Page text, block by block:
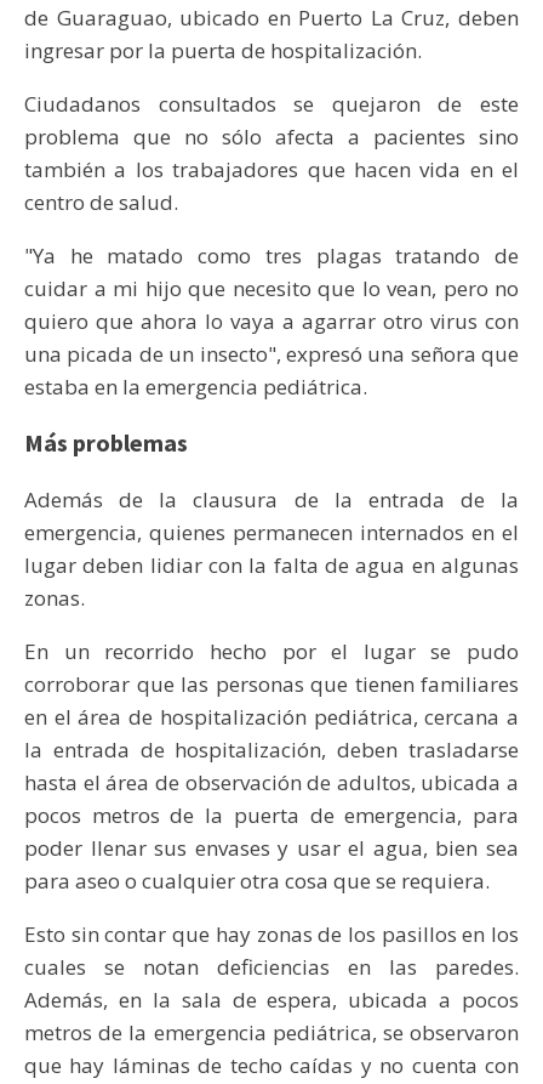
de Guaraguao, ubicado en Puerto La Cruz, deben
ingresar por la puerta de hospitalización.
Ciudadanos consultados se quejaron de este
problema que no sólo afecta a pacientes sino
también a los trabajadores que hacen vida en el
centro de salud.
"Ya he matado como tres plagas tratando de
cuidar a mi hijo que necesito que lo vean, pero no
quiero que ahora lo vaya a agarrar otro virus con
una picada de un insecto", expresó una señora que
estaba en la emergencia pediátrica.
Más problemas
Además de la clausura de la entrada de la
emergencia, quienes permanecen internados en el
lugar deben lidiar con la falta de agua en algunas
zonas.
En un recorrido hecho por el lugar se pudo
corroborar que las personas que tienen familiares
en el área de hospitalización pediátrica, cercana a
la entrada de hospitalización, deben trasladarse
hasta el área de observación de adultos, ubicada a
pocos metros de la puerta de emergencia, para
poder llenar sus envases y usar el agua, bien sea
para aseo o cualquier otra cosa que se requiera.
Esto sin contar que hay zonas de los pasillos en los
cuales se notan deficiencias en las paredes.
Además, en la sala de espera, ubicada a pocos
metros de la emergencia pediátrica, se observaron
que hay láminas de techo caídas y no cuenta con